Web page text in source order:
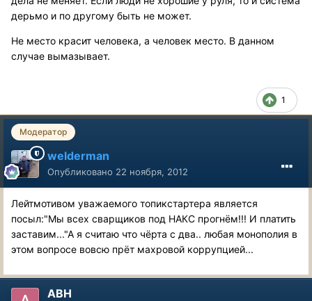
дерьмо и по другому быть не может.
Не место красит человека, а человек место. В данном
случае вымазывает.
1
Модератор
welderman
Опубликовано 22 ноября, 2012
Лейтмотивом уважаемого топикстартера является
посыл:"Мы всех сварщиков под НАКС прогнём!!! И платить
заставим..."А я считаю что чёрта с два.. любая монополия в
этом вопросе вовсю прёт махровой коррупцией...
АВН